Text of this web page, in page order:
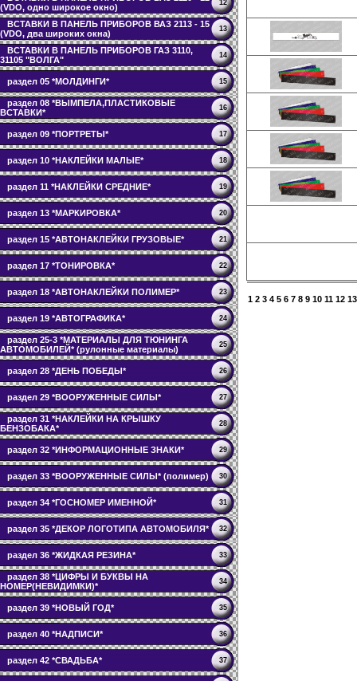
(VDO, одно широкое окно)
12
ВСТАВКИ В ПАНЕЛЬ ПРИБОРОВ ВАЗ 2113 - 15
(VDO, два широких окна)
13
ВСТАВКИ В ПАНЕЛЬ ПРИБОРОВ ГАЗ 3110,
31105 "ВОЛГА"
14
раздел 05 *МОЛДИНГИ* 15
раздел 08 *ВЫМПЕЛА,ПЛАСТИКОВЫЕ
ВСТАВКИ*
16
раздел 09 *ПОРТРЕТЫ* 17
раздел 10 *НАКЛЕЙКИ МАЛЫЕ* 18
раздел 11 *НАКЛЕЙКИ СРЕДНИЕ* 19
раздел 13 *МАРКИРОВКА* 20
раздел 15 *АВТОНАКЛЕЙКИ ГРУЗОВЫЕ* 21
раздел 17 *ТОНИРОВКА* 22
раздел 18 *АВТОНАКЛЕЙКИ ПОЛИМЕР* 23
раздел 19 *АВТОГРАФИКА* 24
раздел 25-3 *МАТЕРИАЛЫ ДЛЯ ТЮНИНГА
АВТОМОБИЛЕЙ* (рулонные материалы)
25
раздел 28 *ДЕНЬ ПОБЕДЫ* 26
раздел 29 *ВООРУЖЕННЫЕ СИЛЫ* 27
раздел 31 *НАКЛЕЙКИ НА КРЫШКУ
БЕНЗОБАКА*
28
раздел 32 *ИНФОРМАЦИОННЫЕ ЗНАКИ* 29
раздел 33 *ВООРУЖЕННЫЕ СИЛЫ* (полимер) 30
раздел 34 *ГОСНОМЕР ИМЕННОЙ* 31
раздел 35 *ДЕКОР ЛОГОТИПА АВТОМОБИЛЯ* 32
раздел 36 *ЖИДКАЯ РЕЗИНА* 33
раздел 38 *ЦИФРЫ И БУКВЫ НА
НОМЕР(НЕВИДИМКИ)*
34
раздел 39 *НОВЫЙ ГОД* 35
раздел 40 *НАДПИСИ* 36
раздел 42 *СВАДЬБА* 37
1 2 3 4 5 6 7 8 9 10 11 12 13